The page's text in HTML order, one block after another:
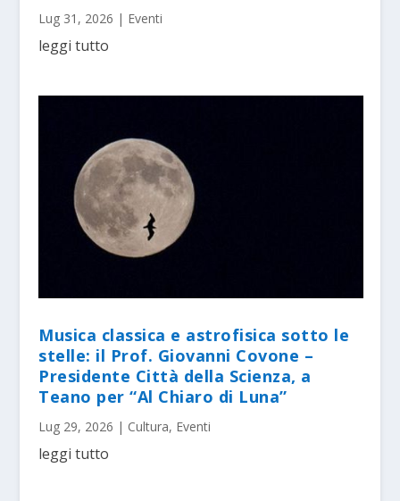
Lug 31, 2026 | Eventi
leggi tutto
Musica classica e astrofisica sotto le
stelle: il Prof. Giovanni Covone –
Presidente Città della Scienza, a
Teano per “Al Chiaro di Luna”
Lug 29, 2026 | Cultura, Eventi
leggi tutto